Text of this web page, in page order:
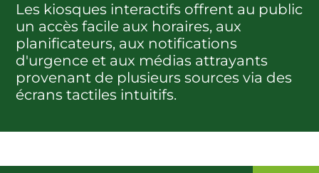
Les kiosques interactifs offrent au public
un accès facile aux horaires, aux
planificateurs, aux notifications
d'urgence et aux médias attrayants
provenant de plusieurs sources via des
écrans tactiles intuitifs.